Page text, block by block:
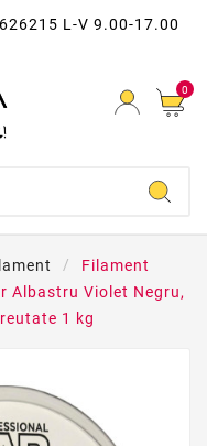
L-V 9.00-17.00
0
Filament
Albastru Violet Negru,
1 kg